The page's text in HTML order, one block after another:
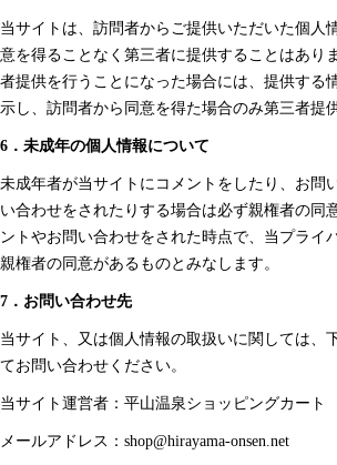
当サイトは、訪問者からご提供いただいた個人
意を得ることなく第三者に提供することはあり
者提供を行うことになった場合には、提供する
示し、訪問者から同意を得た場合のみ第三者提
6．未成年の個人情報について
未成年者が当サイトにコメントをしたり、お問
い合わせをされたりする場合は必ず親権者の同
ントやお問い合わせをされた時点で、当プライ
親権者の同意があるものとみなします。
7．お問い合わせ先
当サイト、又は個人情報の取扱いに関しては、
てお問い合わせください。
当サイト運営者：平山温泉ショッピングカート
メールアドレス：shop@hirayama-onsen.net